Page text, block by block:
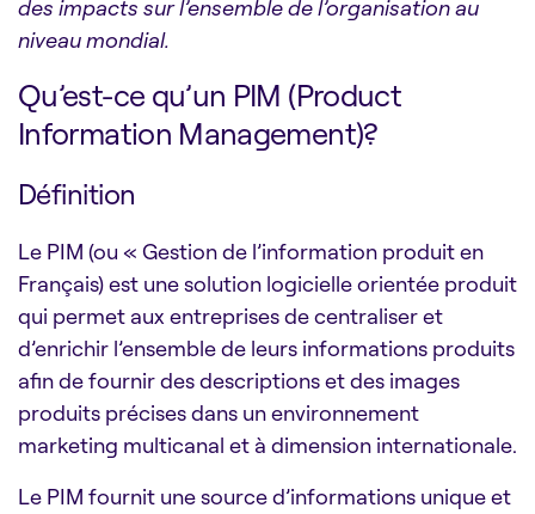
des impacts sur l’ensemble de l’organisation au
niveau mondial.
Qu’est-ce qu’un PIM (Product
Information Management)?
Définition
Le PIM (ou « Gestion de l’information produit en
Français) est une solution logicielle orientée produit
qui permet aux entreprises de centraliser et
d’enrichir l’ensemble de leurs informations produits
afin de fournir des descriptions et des images
produits précises dans un environnement
marketing multicanal et à dimension internationale.
Le PIM fournit une source d’informations unique et